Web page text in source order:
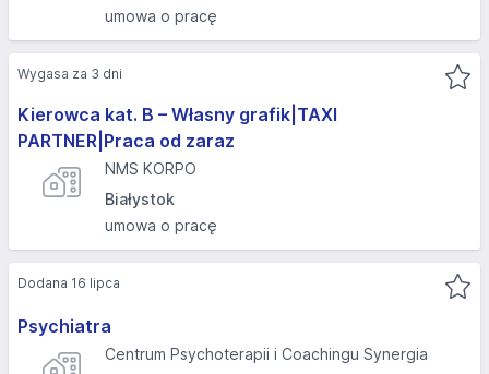
umowa o pracę
Kierowca kat. B – Własny grafik|TAXI
PARTNER|Praca od zaraz
NMS KORPO
Białystok
umowa o pracę
Wygasa za 3 dni
Psychiatra
Centrum Psychoterapii i Coachingu Synergia
Dodana 16 lipca